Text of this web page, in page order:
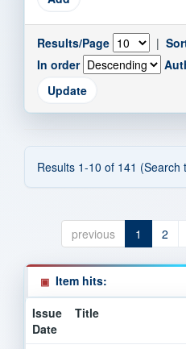
Results/Page |
In order
Results 1-10 of 141 (Search
previous 1 2
Item hits:
Issue
Date
Title